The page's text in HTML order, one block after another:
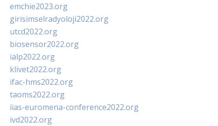
emchie2023.org
girisimselradyoloji2022.org
utcd2022.org
biosensor2022.org
ialp2022.org
klivet2022.org
ifac-hms2022.org
taoms2022.org
iias-euromena-conference2022.org
ivd2022.org